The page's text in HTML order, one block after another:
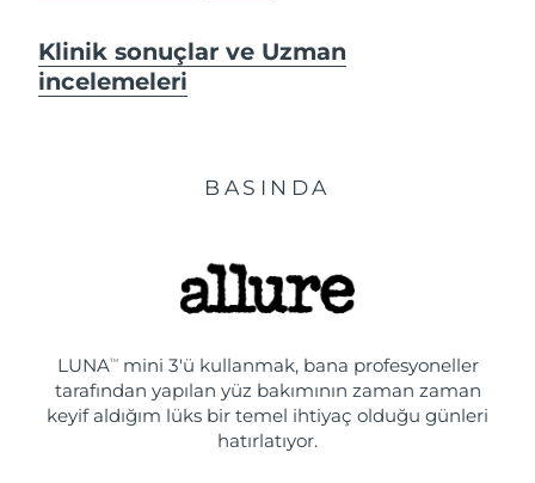
Klinik sonuçlar ve Uzman
incelemeleri
BASINDA
LUNATMmini 3'ü kullanmak, bana profesyoneller
tarafından yapılan yüz bakımının zaman zaman
keyif aldığım lüks bir temel ihtiyaç olduğu günleri
hatırlatıyor.